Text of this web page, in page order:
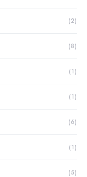
(2)
(8)
(1)
(1)
(6)
(1)
(5)